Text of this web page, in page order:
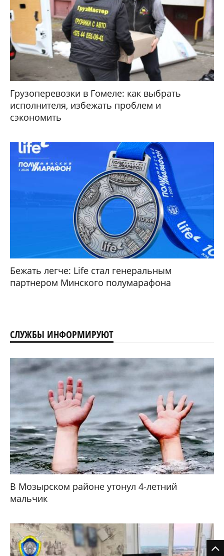
Грузоперевозки в Гомеле: как выбрать
исполнителя, избежать проблем и
сэкономить
Бежать легче: Life стал генеральным
партнером Минского полумарафона
СЛУЖБЫ ИНФОРМИРУЮТ
В Мозырском районе утонул 4-летний
мальчик